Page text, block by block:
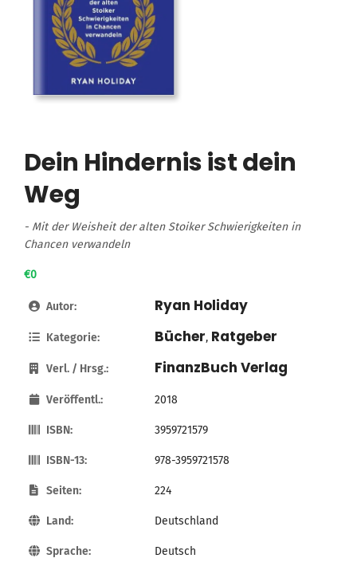
Dein Hindernis ist dein
Weg
- Mit der Weisheit der alten Stoiker Schwierigkeiten in
Chancen verwandeln
€0
Autor: Ryan Holiday
Kategorie: Bücher, Ratgeber
Verl. / Hrsg.: FinanzBuch Verlag
Veröffentl.: 2018
ISBN: 3959721579
ISBN-13: 978-3959721578
Seiten: 224
Land: Deutschland
Sprache: Deutsch